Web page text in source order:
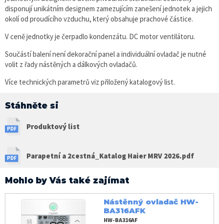
disponují unikátním designem zamezujícím zanešení jednotek a jejich
okolí od proudícího vzduchu, který obsahuje prachové částice.
V ceně jednotky je čerpadlo kondenzátu. DC motor ventilátoru.
Součástí balení není dekorační panel a individuální ovladač je nutné
volit z řady nástěných a dálkových ovladačů.
Více technických parametrů viz přiložený katalogový list.
Stáhněte si
Produktový list
Parapetní a 2cestná_Katalog Haier MRV 2026.pdf
Mohlo by Vás také zajímat
Nástěnný ovladač HW-
BA316AFK
HW-BA316AF